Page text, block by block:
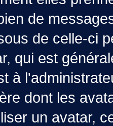
de
de celle-ci
qui est
à
dont les
un avatar,